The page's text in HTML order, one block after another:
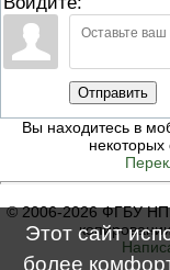
Отправить
Вы находитесь в
© 2006-2026 ФГБУ
Этот сайт
более